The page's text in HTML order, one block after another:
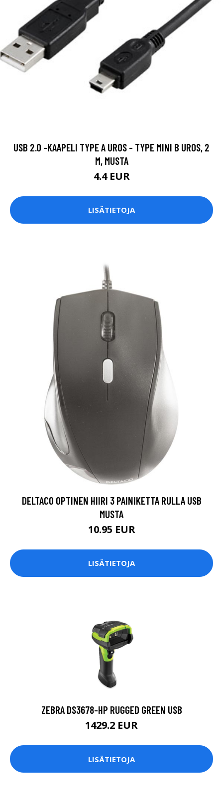
USB 2.0 -KAAPELI TYPE A UROS - TYPE MINI B UROS, 2
M, MUSTA
4.4 EUR
LISÄTIETOJA
DELTACO OPTINEN HIIRI 3 PAINIKETTA RULLA USB
MUSTA
10.95 EUR
LISÄTIETOJA
ZEBRA DS3678-HP RUGGED GREEN USB
1429.2 EUR
LISÄTIETOJA